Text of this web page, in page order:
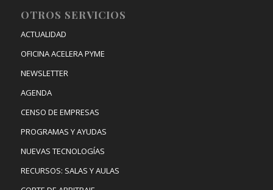
OTROS SERVICIOS
ACTUALIDAD
OFICINA ACELERA PYME
NEWSLETTER
AGENDA
CENSO DE EMPRESAS
PROGRAMAS Y AYUDAS
NUEVAS TECNOLOGÍAS
RECURSOS: SALAS Y AULAS